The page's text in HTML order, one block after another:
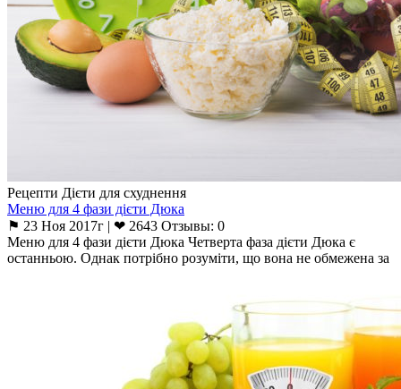
Рецепти Дієти для схуднення
Меню для 4 фази дієти Дюка
⚑ 23 Ноя 2017г | ❤ 2643 Отзывы: 0
Меню для 4 фази дієти Дюка Четверта фаза дієти Дюка є
останньою. Однак потрібно розуміти, що вона не обмежена за